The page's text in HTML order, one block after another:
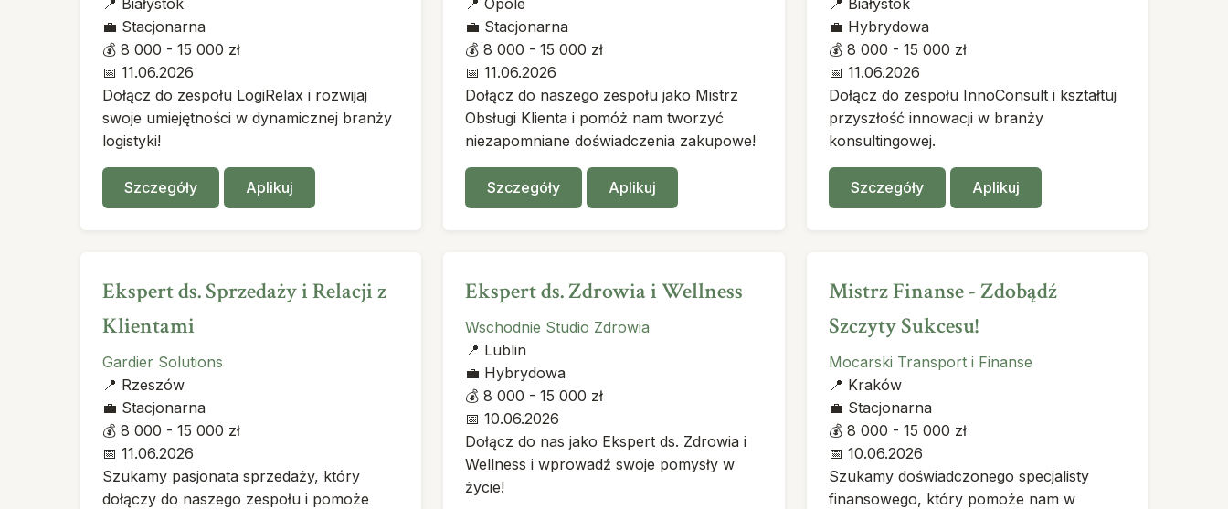
📍 Białystok
💼 Stacjonarna
💰 8 000 - 15 000 zł
📅 11.06.2026
Dołącz do zespołu LogiRelax i rozwijaj
swoje umiejętności w dynamicznej branży
logistyki!
Szczegóły Aplikuj
📍 Opole
💼 Stacjonarna
💰 8 000 - 15 000 zł
📅 11.06.2026
Dołącz do naszego zespołu jako Mistrz
Obsługi Klienta i pomóż nam tworzyć
niezapomniane doświadczenia zakupowe!
Szczegóły Aplikuj
📍 Białystok
💼 Hybrydowa
💰8 000 - 15 000 zł
📅 11.06.2026
Dołącz do zespołu InnoConsult i kształtuj
przyszłość innowacji w branży
konsultingowej.
Szczegóły Aplikuj
Ekspert ds. Sprzedaży i Relacji z
Klientami
Gardier Solutions
📍 Rzeszów
💼 Stacjonarna
💰 8 000 - 15 000 zł
📅 11.06.2026
Szukamy pasjonata sprzedaży, który
dołączy do naszego zespołu i pomoże
Ekspert ds. Zdrowia i Wellness
Wschodnie Studio Zdrowia
📍 Lublin
💼 Hybrydowa
💰 8 000 - 15 000 zł
📅 10.06.2026
Dołącz do nas jako Ekspert ds. Zdrowia i
Wellness i wprowadź swoje pomysły w
życie!
Mistrz Finanse - Zdobądź
Szczyty Sukcesu!
Mocarski Transport i Finanse
📍 Kraków
💼 Stacjonarna
💰8 000 - 15 000 zł
📅 10.06.2026
Szukamy doświadczonego specjalisty
finansowego, który pomoże nam w